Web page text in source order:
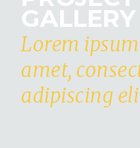
GALLERY
Lorem
amet,
adipiscing